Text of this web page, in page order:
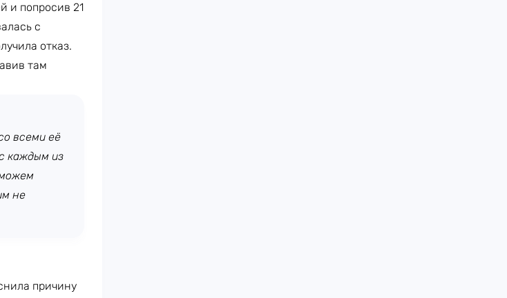
и попросив 21
с
отказ.
там
всеми её
каждым из
не
причину